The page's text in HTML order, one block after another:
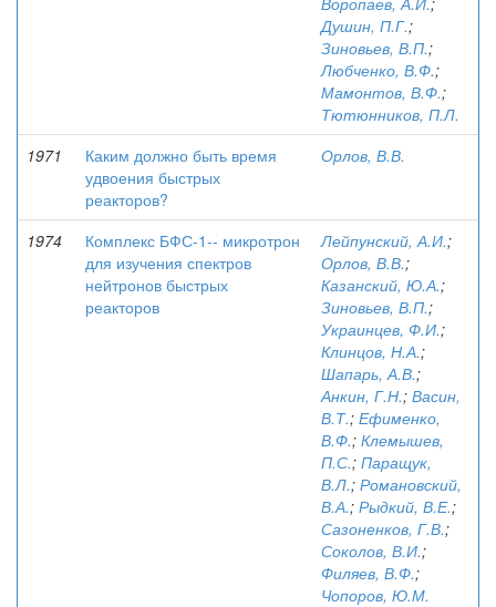
Душин, П.Г.;
Зиновьев, В.П.;
Любченко, В.Ф.;
Мамонтов, В.Ф.;
Тютюнников, П.Л.
1971
Каким должно быть время
удвоения быстрых
реакторов?
Орлов, В.В.
1974
Комплекс БФС-1-- микротрон
для изучения спектров
нейтронов быстрых
реакторов
Лейпунский, А.И.;
Орлов, В.В.;
Казанский, Ю.А.;
Зиновьев, В.П.;
Украинцев, Ф.И.;
Клинцов, Н.А.;
Шапарь, А.В.;
Анкин, Г.Н.; Васин,
В.Т.; Ефименко,
В.Ф.; Клемышев,
П.С.; Паращук,
В.Л.; Романовский,
В.А.; Рыдкий, В.Е.;
Сазоненков, Г.В.;
Соколов, В.И.;
Филяев, В.Ф.;
Чопоров, Ю.М.